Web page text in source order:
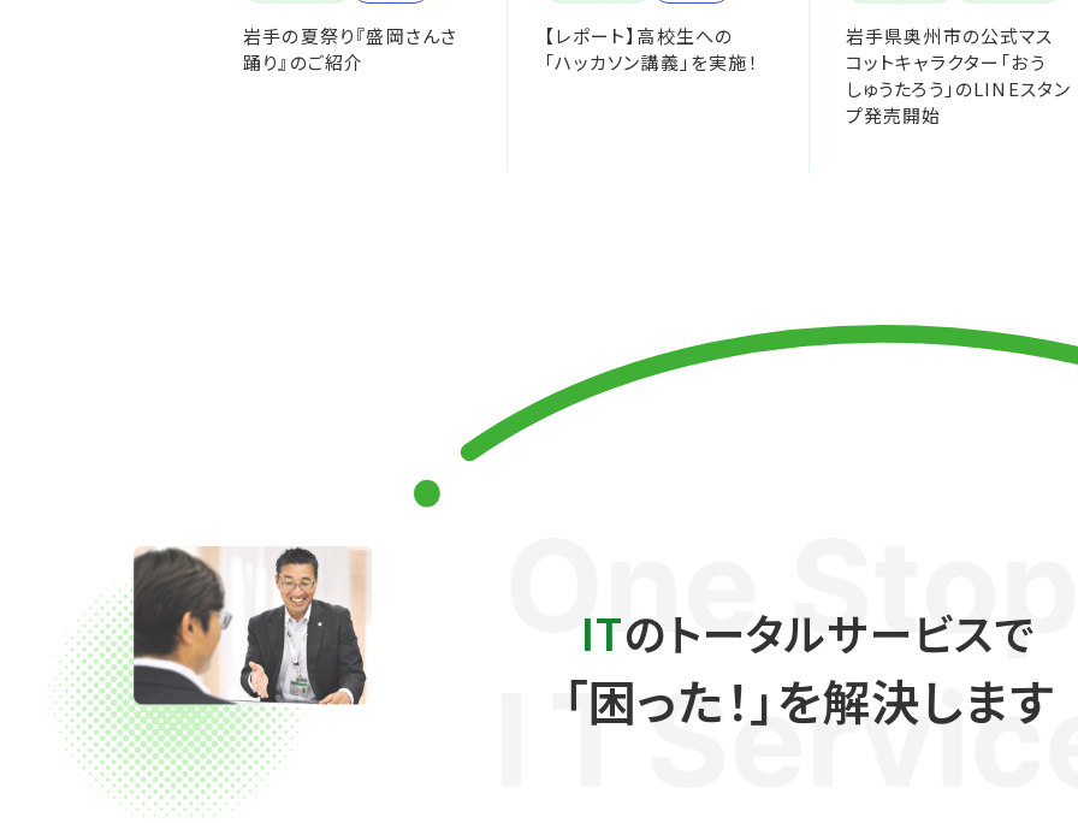
岩手の夏祭り『盛岡さんさ
踊り』のご紹介
【レポート】高校生への
「ハッカソン講義」を実施！
岩手県奥州市の公式マス
コットキャラクター「おう
しゅうたろう」のLINEスタン
プ発売開始
ITのトータルサービスで
「困った！」を解決します